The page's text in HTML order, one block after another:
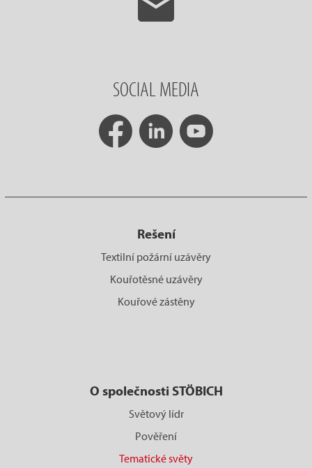
SOCIAL MEDIA
Rešení
Textilní požární uzávěry
Kouřotěsné uzávěry
Kouřové zástěny
O společnosti STÖBICH
Světový lídr
Pověření
Tematické světy